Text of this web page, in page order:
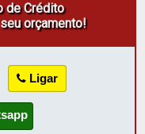
de Crédito
orçamento!
Ligar